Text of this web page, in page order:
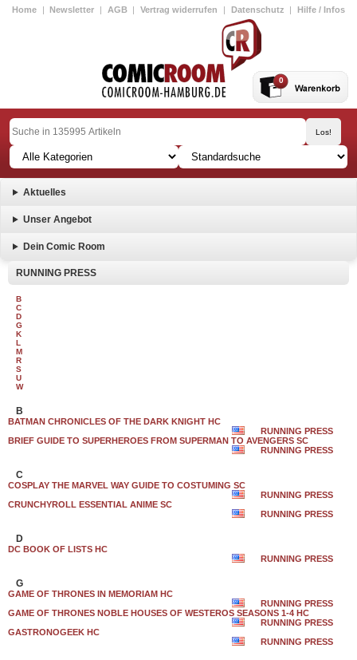
Home | Newsletter | AGB | Vertrag widerrufen | Datenschutz | Hilfe / Infos
0
Aktuelles
Unser Angebot
Dein Comic Room
RUNNING PRESS
B
C
D
G
K
L
M
R
S
U
W
B
BATMAN CHRONICLES OF THE DARK KNIGHT HC
RUNNING PRESS
BRIEF GUIDE TO SUPERHEROES FROM SUPERMAN TO AVENGERS SC
RUNNING PRESS
C
COSPLAY THE MARVEL WAY GUIDE TO COSTUMING SC
RUNNING PRESS
CRUNCHYROLL ESSENTIAL ANIME SC
RUNNING PRESS
D
DC BOOK OF LISTS HC
RUNNING PRESS
G
GAME OF THRONES IN MEMORIAM HC
RUNNING PRESS
GAME OF THRONES NOBLE HOUSES OF WESTEROS SEASONS 1-4 HC
RUNNING PRESS
GASTRONOGEEK HC
RUNNING PRESS